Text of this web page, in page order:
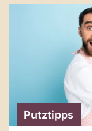
Putztipps